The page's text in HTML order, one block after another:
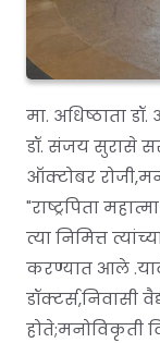
मा. अधिष्ठाता
डॉ. संजय सुरासे
ऑक्टोबर
"राष्ट्रपिता
त्या निमित्त
करण्यात आले
डॉक्टर्स,निवासी
होते;मनोविकृती